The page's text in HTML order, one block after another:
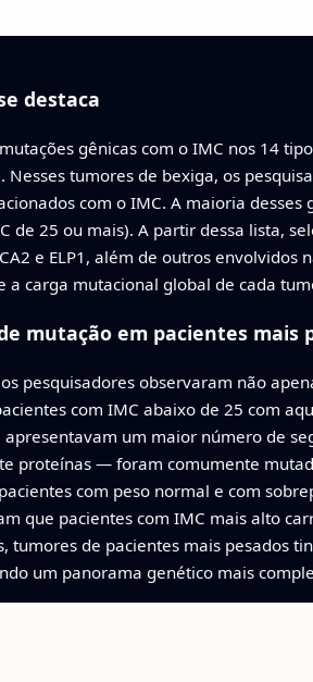
destaca
gênicas com o IMC nos 14
Nesses tumores de bexiga, os
com o IMC. A maioria
de 25 ou mais). A partir dessa lista,
e ELP1, além de outros
a carga mutacional global de cada
mutação em pacientes mais
pesquisadores observaram não
com IMC abaixo de 25 com
um maior número de
proteínas — foram comumente
com peso normal e com
que pacientes com IMC mais alto
tumores de pacientes mais pesados
um panorama genético mais